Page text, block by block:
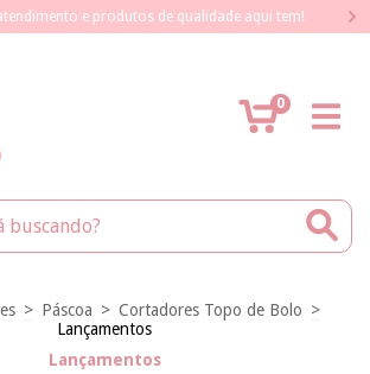
e produtos de qualidade aqui tem!
0
> Páscoa > Cortadores Topo de Bolo >
Lançamentos
Lançamentos